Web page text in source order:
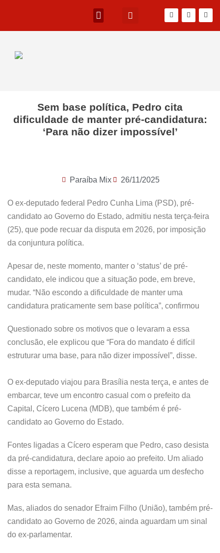
Sem base política, Pedro cita
dificuldade de manter pré-candidatura:
‘Para não dizer impossível’
Paraíba Mix 26/11/2025
O ex-deputado federal Pedro Cunha Lima (PSD), pré-
candidato ao Governo do Estado, admitiu nesta terça-feira
(25), que pode recuar da disputa em 2026, por imposição
da conjuntura política.
Apesar de, neste momento, manter o ‘status’ de pré-
candidato, ele indicou que a situação pode, em breve,
mudar. “Não escondo a dificuldade de manter uma
candidatura praticamente sem base política”, confirmou
Questionado sobre os motivos que o levaram a essa
conclusão, ele explicou que “Fora do mandato é difícil
estruturar uma base, para não dizer impossível”, disse.
O ex-deputado viajou para Brasília nesta terça, e antes de
embarcar, teve um encontro casual com o prefeito da
Capital, Cícero Lucena (MDB), que também é pré-
candidato ao Governo do Estado.
Fontes ligadas a Cícero esperam que Pedro, caso desista
da pré-candidatura, declare apoio ao prefeito. Um aliado
disse a reportagem, inclusive, que aguarda um desfecho
para esta semana.
Mas, aliados do senador Efraim Filho (União), também pré-
candidato ao Governo de 2026, ainda aguardam um sinal
do ex-parlamentar.